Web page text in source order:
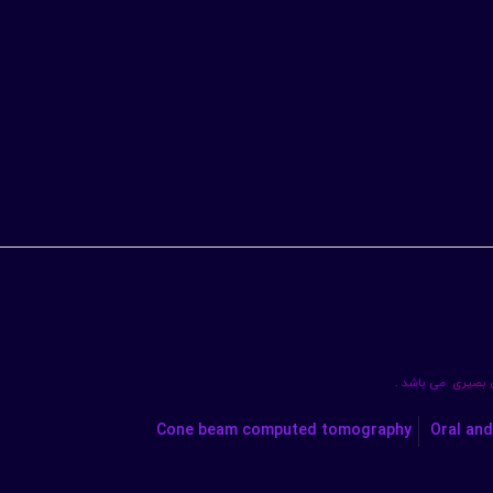
بصیری می باشد .
Oral
Cone beam computed tomography